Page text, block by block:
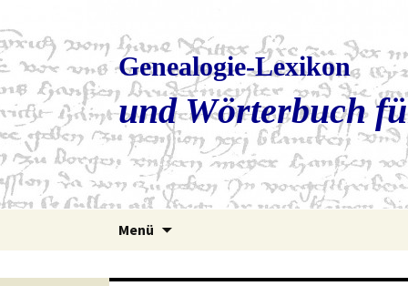
Genealogie-Lexikon
und Wörterbuch
Menü